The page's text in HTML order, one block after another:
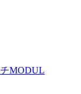
MODUL